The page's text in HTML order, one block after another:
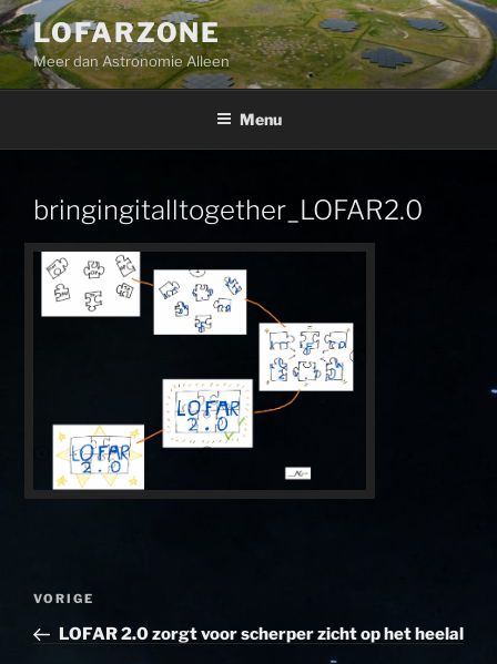
Ga
naar
de
inhoud
LOFARZONE
Meer dan Astronomie Alleen
Menu
bringingitalltogether_LOFAR2.0
Bericht
Vorig
bericht
VORIGE
LOFAR 2.0 zorgt voor scherper zicht op het heelal